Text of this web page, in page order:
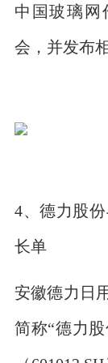
中国玻璃网
会，并发布
4、德力股
长单
安徽德力日
简称“德力